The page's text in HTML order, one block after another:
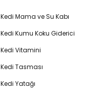
Kedi Mama ve Su Kabı
Kedi Kumu Koku Giderici
Kedi Vitamini
Kedi Tasması
Kedi Yatağı